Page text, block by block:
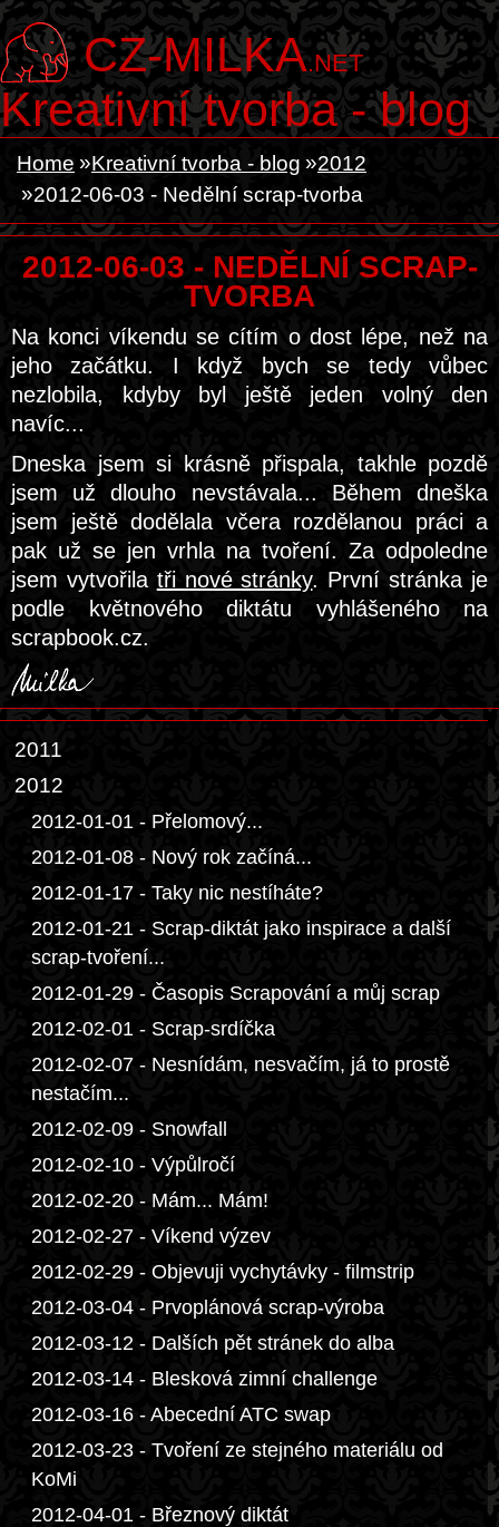
CZ-MILKA.NET
Kreativní tvorba - blog
Home Kreativní tvorba - blog
2012
2012-06-03 - Nedělní scrap-tvorba
2012-06-03 - NEDĚLNÍ SCRAP-
TVORBA
Na konci víkendu se cítím o dost lépe, než na
jeho začátku. I když bych se tedy vůbec
nezlobila, kdyby byl ještě jeden volný den
navíc...
Dneska jsem si krásně přispala, takhle pozdě
jsem už dlouho nevstávala... Během dneška
jsem ještě dodělala včera rozdělanou práci a
pak už se jen vrhla na tvoření. Za odpoledne
jsem vytvořila tři nové stránky. První stránka je
podle květnového diktátu vyhlášeného na
scrapbook.cz.
2011
2012
2012-01-01 - Přelomový...
2012-01-08 - Nový rok začíná...
2012-01-17 - Taky nic nestíháte?
2012-01-21 - Scrap-diktát jako inspirace a další
scrap-tvoření...
2012-01-29 - Časopis Scrapování a můj scrap
2012-02-01 - Scrap-srdíčka
2012-02-07 - Nesnídám, nesvačím, já to prostě
nestačím...
2012-02-09 - Snowfall
2012-02-10 - Výpůlročí
2012-02-20 - Mám... Mám!
2012-02-27 - Víkend výzev
2012-02-29 - Objevuji vychytávky - filmstrip
2012-03-04 - Prvoplánová scrap-výroba
2012-03-12 - Dalších pět stránek do alba
2012-03-14 - Blesková zimní challenge
2012-03-16 - Abecední ATC swap
2012-03-23 - Tvoření ze stejného materiálu od
KoMi
2012-04-01 - Březnový diktát